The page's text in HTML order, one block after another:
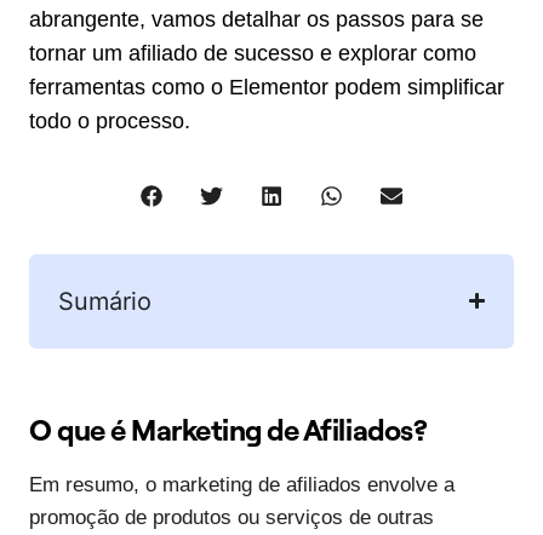
abrangente, vamos detalhar os passos para se
tornar um afiliado de sucesso e explorar como
ferramentas como o Elementor podem simplificar
todo o processo.
Sumário
O que é Marketing de Afiliados?
Em resumo, o marketing de afiliados envolve a
promoção de produtos ou serviços de outras